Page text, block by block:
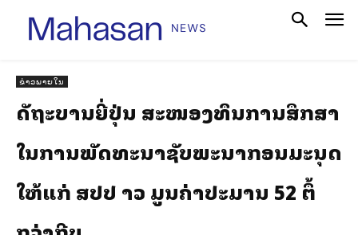
ຂ່າວພາຍໃນ
ລັດຖະບານຍີ່ປຸ່ນ ສະໜອງທຶນການສຶກສາ
ໃນການພັດທະນາຊັບພະນາກອນມະນຸດ
ໃຫ້ແກ່ ສປປ ລາວ ມູນຄ່າປະມານ 52 ຕຶ້